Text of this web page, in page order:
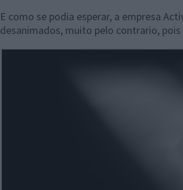
E como se podia esperar, a empresa
desanimados, muito pelo contrario,